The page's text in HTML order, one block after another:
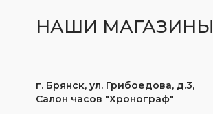
НАШИ МАГАЗИНЫ
г. Брянск, ул. Грибоедова, д.3,
Салон часов "Хронограф"